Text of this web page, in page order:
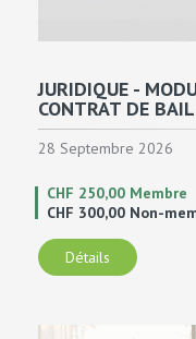
JURIDIQUE -
CONTRAT DE BAIL
28 Septembre 2026
CHF 250,00 Membre
CHF 300,00 Non-
Détails